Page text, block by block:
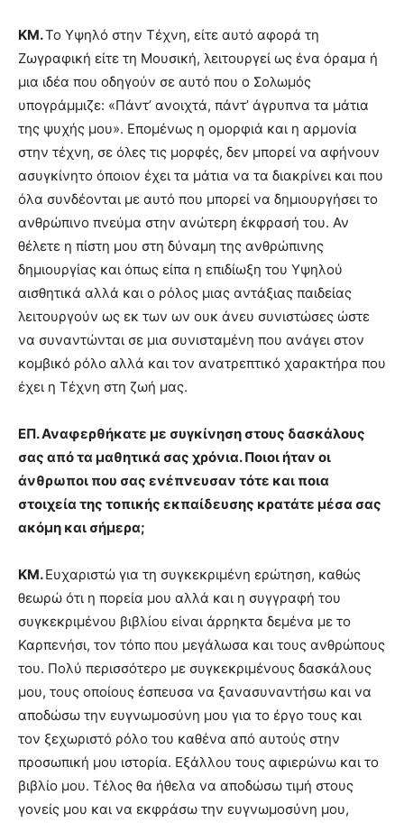
ΚΜ.Το Υψηλό στην Τέχνη, είτε αυτό αφορά τη
Ζωγραφική είτε τη Μουσική, λειτουργεί ως ένα όραμα ή
μια ιδέα που οδηγούν σε αυτό που ο Σολωμός
υπογράμμιζε: «Πάντ’ ανοιχτά, πάντ’ άγρυπνα τα μάτια
της ψυχής μου». Επομένως η ομορφιά και η αρμονία
στην τέχνη, σε όλες τις μορφές, δεν μπορεί να αφήνουν
ασυγκίνητο όποιον έχει τα μάτια να τα διακρίνει και που
όλα συνδέονται με αυτό που μπορεί να δημιουργήσει το
ανθρώπινο πνεύμα στην ανώτερη έκφρασή του. Αν
θέλετε η πίστη μου στη δύναμη της ανθρώπινης
δημιουργίας και όπως είπα η επιδίωξη του Υψηλού
αισθητικά αλλά και ο ρόλος μιας αντάξιας παιδείας
λειτουργούν ως εκ των ων ουκ άνευ συνιστώσες ώστε
να συναντώνται σε μια συνισταμένη που ανάγει στον
κομβικό ρόλο αλλά και τον ανατρεπτικό χαρακτήρα που
έχει η Τέχνη στη ζωή μας.
ΕΠ. Αναφερθήκατε με συγκίνηση στους δασκάλους
σας από τα μαθητικά σας χρόνια. Ποιοι ήταν οι
άνθρωποι που σας ενέπνευσαν τότε και ποια
στοιχεία της τοπικής εκπαίδευσης κρατάτε μέσα σας
ακόμη και σήμερα;
ΚΜ.Ευχαριστώ για τη συγκεκριμένη ερώτηση, καθώς
θεωρώ ότι η πορεία μου αλλά και η συγγραφή του
συγκεκριμένου βιβλίου είναι άρρηκτα δεμένα με το
Καρπενήσι, τον τόπο που μεγάλωσα και τους ανθρώπους
του. Πολύ περισσότερο με συγκεκριμένους δασκάλους
μου, τους οποίους έσπευσα να ξανασυναντήσω και να
αποδώσω την ευγνωμοσύνη μου για το έργο τους και
τον ξεχωριστό ρόλο του καθένα από αυτούς στην
προσωπική μου ιστορία. Εξάλλου τους αφιερώνω και το
βιβλίο μου. Τέλος θα ήθελα να αποδώσω τιμή στους
γονείς μου και να εκφράσω την ευγνωμοσύνη μου,